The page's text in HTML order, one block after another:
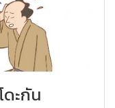
ดะกัน